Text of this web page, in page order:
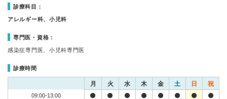
診療科目：
アレルギー科、小児科
専門医・資格：
感染症専門医、小児科専門医
診療時間
月 火 水 木 金 土 日 祝
09:00-13:00